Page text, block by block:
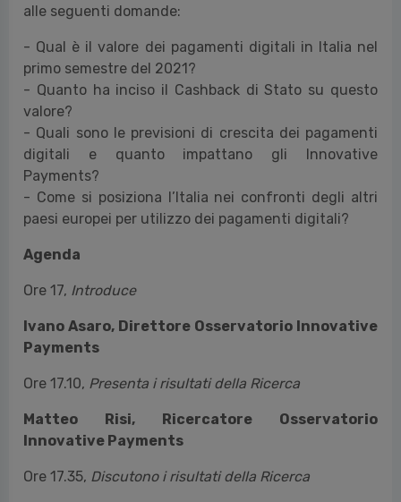
alle seguenti domande:
- Qual è il valore dei pagamenti digitali in Italia nel
primo semestre del 2021?
- Quanto ha inciso il Cashback di Stato su questo
valore?
- Quali sono le previsioni di crescita dei pagamenti
digitali e quanto impattano gli Innovative
Payments?
- Come si posiziona l’Italia nei confronti degli altri
paesi europei per utilizzo dei pagamenti digitali?
Agenda
Ore 17, Introduce
Ivano Asaro, Direttore Osservatorio Innovative
Payments
Ore 17.10, Presenta i risultati della Ricerca
Matteo Risi, Ricercatore Osservatorio
Innovative Payments
Ore 17.35, Discutono i risultati della Ricerca